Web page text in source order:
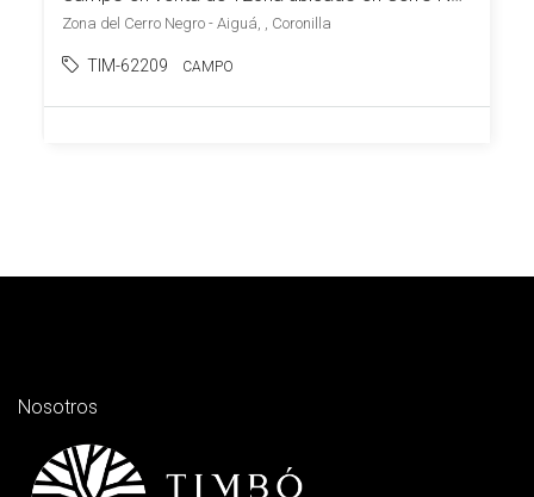
Zona del Cerro Negro - Aiguá, , Coronilla
TIM-62209 CAMPO
Nosotros